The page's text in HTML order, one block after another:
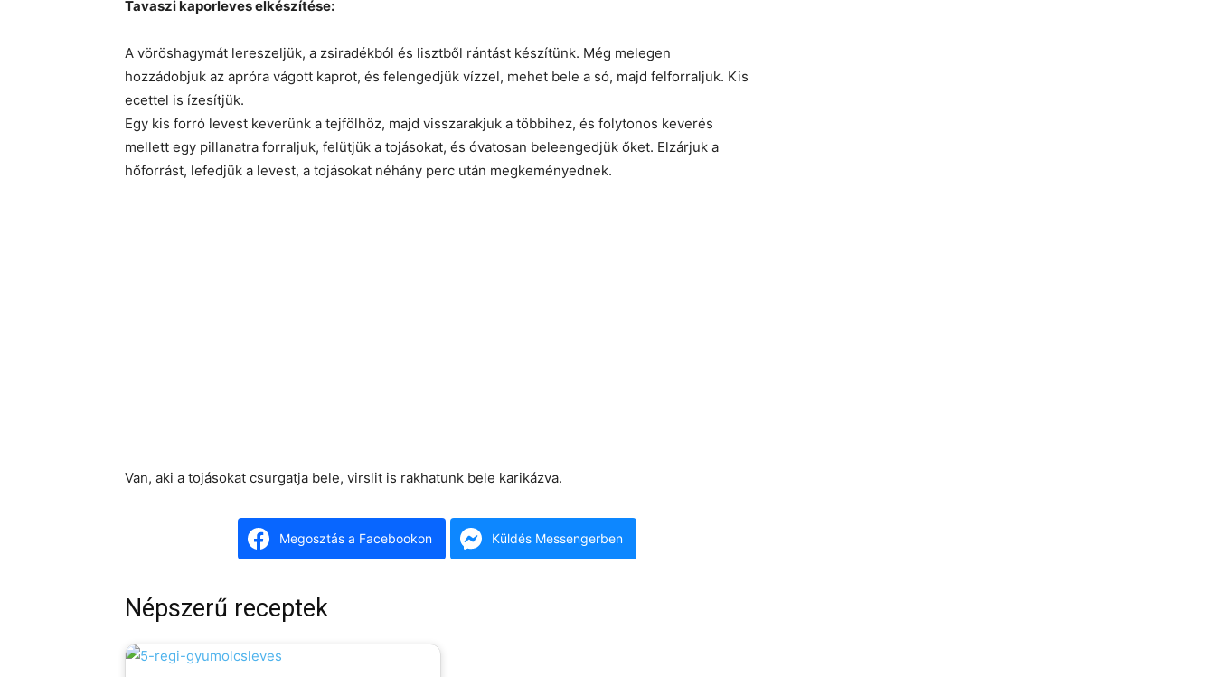
Tavaszi kaporleves elkészítése:
A vöröshagymát lereszeljük, a zsiradékból és lisztből rántást készítünk. Még melegen
hozzádobjuk az apróra vágott kaprot, és felengedjük vízzel, mehet bele a só, majd felforraljuk. Kis
ecettel is ízesítjük.
Egy kis forró levest keverünk a tejfölhöz, majd visszarakjuk a többihez, és folytonos keverés
mellett egy pillanatra forraljuk, felütjük a tojásokat, és óvatosan beleengedjük őket. Elzárjuk a
hőforrást, lefedjük a levest, a tojásokat néhány perc után megkeményednek.
Van, aki a tojásokat csurgatja bele, virslit is rakhatunk bele karikázva.
Megosztás a Facebookon Küldés Messengerben
Népszerű receptek